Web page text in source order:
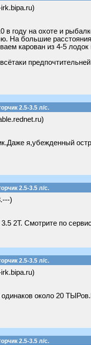
в году на охоте и
На большие
карован из 4-5
2.5-3.5 л/с.
я,убежденный
2.5-3.5 л/с.
)
2Т. Смотрите по
2.5-3.5 л/с.
около 20
2.5-3.5 л/с.